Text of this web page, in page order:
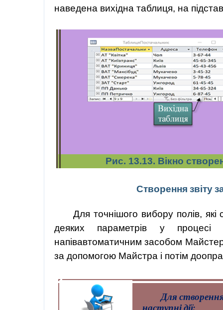
наведена вихідна таблиця, на
Рис. 13.13. Вікно
Створення звіту
Для точнішого вибору полів, які
деяких параметрів у процесі
напівавтоматичним засобом Майстер
за допомогою Майстра і потім
Для